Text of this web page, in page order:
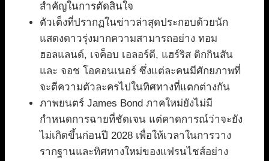
สำคัญในการตัดสินใจ
ตัวเต็งที่ปรากฏในข่าวล่าสุดประกอบด้วยนัก
แสดงดาวรุ่งมากความสามารถอย่าง ทอม
ฮอลแลนด์, เจค็อบ เอลอร์ดี, แฮร์ริส ดิกกินสัน
และ จอช โอคอนเนอร์ ซึ่งแต่ละคนมีศักยภาพที่
จะตีความตัวละครไปในทิศทางที่แตกต่างกัน
ภาพยนตร์ James Bond ภาคใหม่ยังไม่มี
กำหนดการฉายที่ชัดเจน แต่คาดการณ์ว่าจะยัง
ไม่เกิดขึ้นก่อนปี 2028 เพื่อให้เวลาในการวาง
รากฐานและทิศทางใหม่ของแฟรนไชส์อย่าง